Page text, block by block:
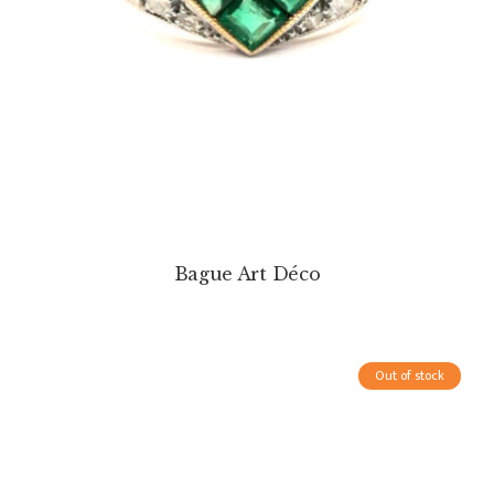
Bague Art Déco
Out of stock